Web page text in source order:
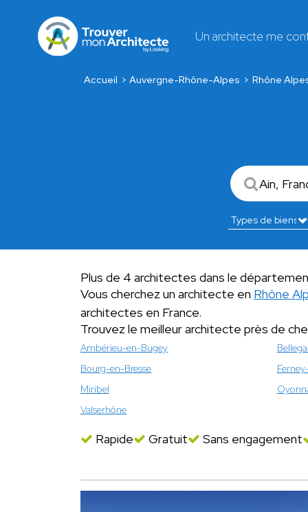
Un architecte me
Accueil Auvergne-Rhône-Alpes Rhône
Plus de 4 architectes dans le
Vous cherchez un architecte en Rhône
architectes en France.
Trouvez le meilleur architecte près de
Ambérieu-en-Bugey
Bourg-en-Bresse
Miribel
Valserhône
Rapide Gratuit Sans engagement